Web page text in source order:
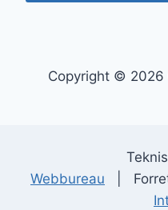
Copyright © 2026
Webbureau |